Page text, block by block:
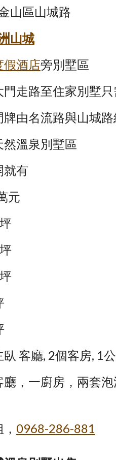
山區山城路
山城
假酒店旁別墅區
門走路至住家別墅
由名流路與山城路
然溫泉別墅區
就有
元
客廳, 2個客房, 1
廳，一廚房，兩套
0968-286-881